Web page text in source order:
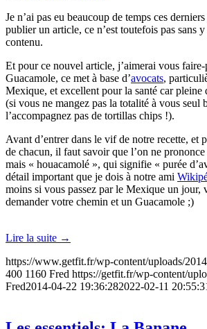
Je n’ai pas eu beaucoup de temps ces
publier un article, ce n’est toutefois pas sans
contenu.
Et pour ce nouvel article, j’aimerai vous faire-
Guacamole, ce met à base d’avocats,
Mexique, et excellent pour la santé car pleine
(si vous ne mangez pas la totalité à vous seul
l’accompagnez pas de tortillas chips !).
Avant d’entrer dans le vif de notre recette, et
de chacun, il faut savoir que l’on ne
mais « houacamolé », qui signifie « purée
détail important que je dois à notre ami
moins si vous passez par le Mexique un jour,
demander votre chemin et un Guacamole ;)
Lire la suite →
https://www.getfit.fr/wp-content/uploads/
400 1160 Fred https://getfit.fr/wp-content/
Fred2014-04-22 19:36:282022-02-11